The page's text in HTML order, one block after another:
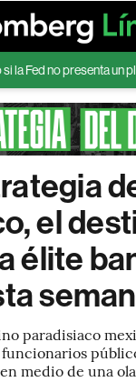
no presenta un plan
el
élite
paradisiaco
medio de una